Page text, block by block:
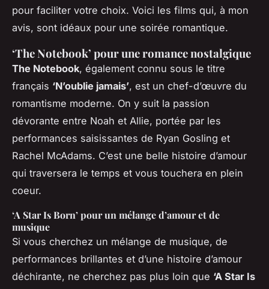
pour faciliter votre choix. Voici les films qui, à mon
avis, sont idéaux pour une soirée romantique.
‘The Notebook’ pour une romance nostalgique
The Notebook, également connu sous le titre
français ‘N’oublie jamais’, est un chef-d’œuvre du
romantisme moderne. On y suit la passion
dévorante entre Noah et Allie, portée par les
performances saisissantes de Ryan Gosling et
Rachel McAdams. C’est une belle histoire d’amour
qui traversera le temps et vous touchera en plein
coeur.
‘A Star Is Born’ pour un mélange d’amour et de
musique
Si vous cherchez un mélange de musique, de
performances brillantes et d’une histoire d’amour
déchirante, ne cherchez pas plus loin que ‘A Star Is